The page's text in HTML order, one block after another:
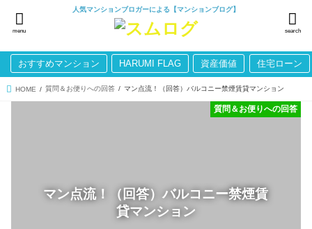
人気マンションブロガーによる【マンションブログ】
search
menu
おすすめマンション HARUMI FLAG 資産価値 住宅ローン
HOME 質問＆お便りへの回答 マン点流！（回答）バルコニー禁煙賃貸マンション
マン点流！（回答）バルコニー禁煙賃
貸マンション
質問＆お便りへの回答